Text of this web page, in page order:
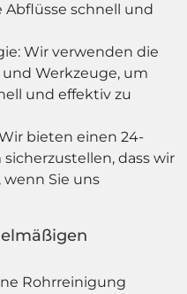
schnell und
Wir verwenden die
Werkzeuge, um
und effektiv zu
bieten einen 24-
dass wir
Sie uns
Rohrreinigung